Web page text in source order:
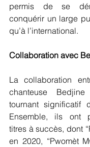
permis de se
conquérir un large
qu’à l’international.
Collaboration avec
La collaboration
chanteuse
tournant significatif
Ensemble, ils ont
titres à succès, dont
en 2020, “Pwomèt